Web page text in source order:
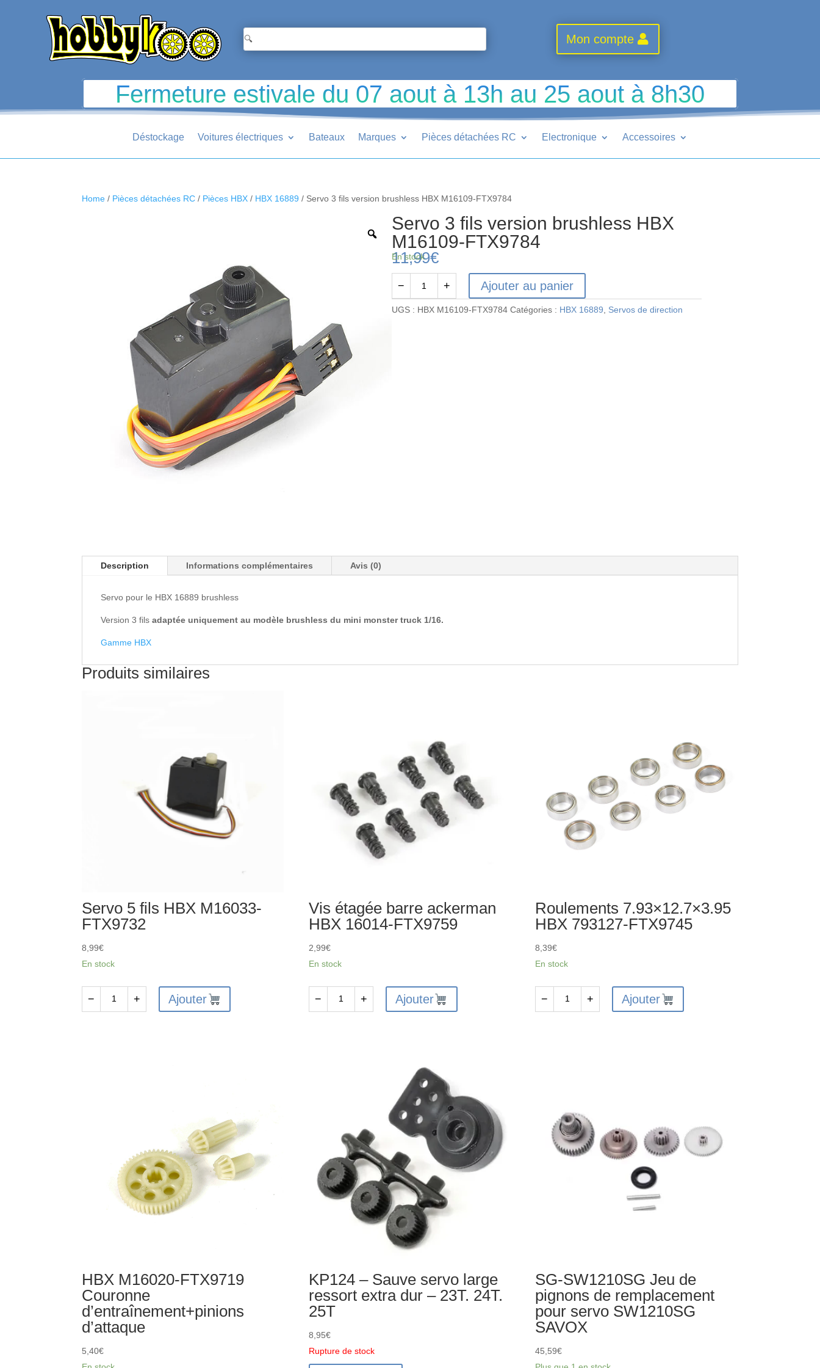
Mon compte
Fermeture estivale du 07 aout à 13h au 25 aout à 8h30
Déstockage Voitures électriques Bateaux Marques Pièces détachées RC Electronique Accessoires
Home / Pièces détachées RC / Pièces HBX / HBX 16889 / Servo 3 fils version brushless HBX M16109-FTX9784
Servo 3 fils version brushless HBX
M16109-FTX9784
11,99€
En stock
quantité
de
− + Ajouter au panier
UGS : HBX M16109-FTX9784 Catégories : HBX 16889 Servos de direction
Description Informations complémentaires Avis (0)
Servo pour le HBX 16889 brushless
Version 3 filsadaptée uniquement au modèle brushless du mini monster truck 1/16.
Gamme HBX
Produits similaires
Servo 5 fils HBX M16033-
FTX9732
8,99€
En stock
− + Ajouter
Vis étagée barre ackerman
HBX 16014-FTX9759
2,99€
En stock
FTX9759
− + Ajouter
Roulements 7.93×12.7×3.95
HBX 793127-FTX9745
8,39€
En stock
− + Ajouter
HBX M16020-FTX9719
Couronne
d’entraînement+pinions
d’attaque
5,40€
KP124 – Sauve servo large
ressort extra dur – 23T. 24T.
25T
8,95€
Rupture de stock
SG-SW1210SG Jeu de
pignons de remplacement
pour servo SW1210SG
SAVOX
45,59€